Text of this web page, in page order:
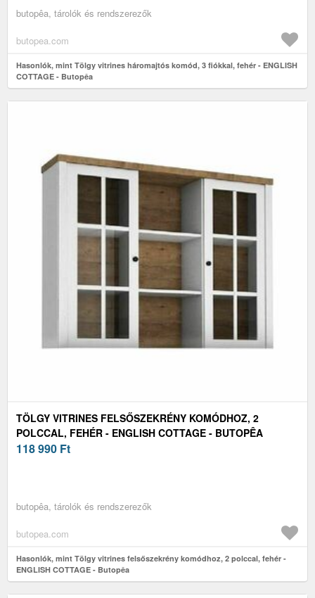
butopêa, tárolók és rendszerezők
butopea.com
Hasonlók, mint Tölgy vitrines háromajtós komód, 3 fiókkal, fehér - ENGLISH
COTTAGE - Butopêa
TÖLGY VITRINES FELSŐSZEKRÉNY KOMÓDHOZ, 2
POLCCAL, FEHÉR - ENGLISH COTTAGE - BUTOPÊA
118 990 Ft
butopêa, tárolók és rendszerezők
butopea.com
Hasonlók, mint Tölgy vitrines felsőszekrény komódhoz, 2 polccal, fehér -
ENGLISH COTTAGE - Butopêa